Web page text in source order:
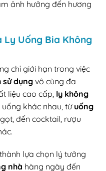
ảnh hưởng đến hương
Ly Uống Bia Không
chỉ giới hạn trong việc
sử dụng vô cùng đa
liệu cao cấp, ly không
khác nhau, từ uống
đến cocktail, rượu
lựa chọn lý tưởng
nhà hàng ngày đến